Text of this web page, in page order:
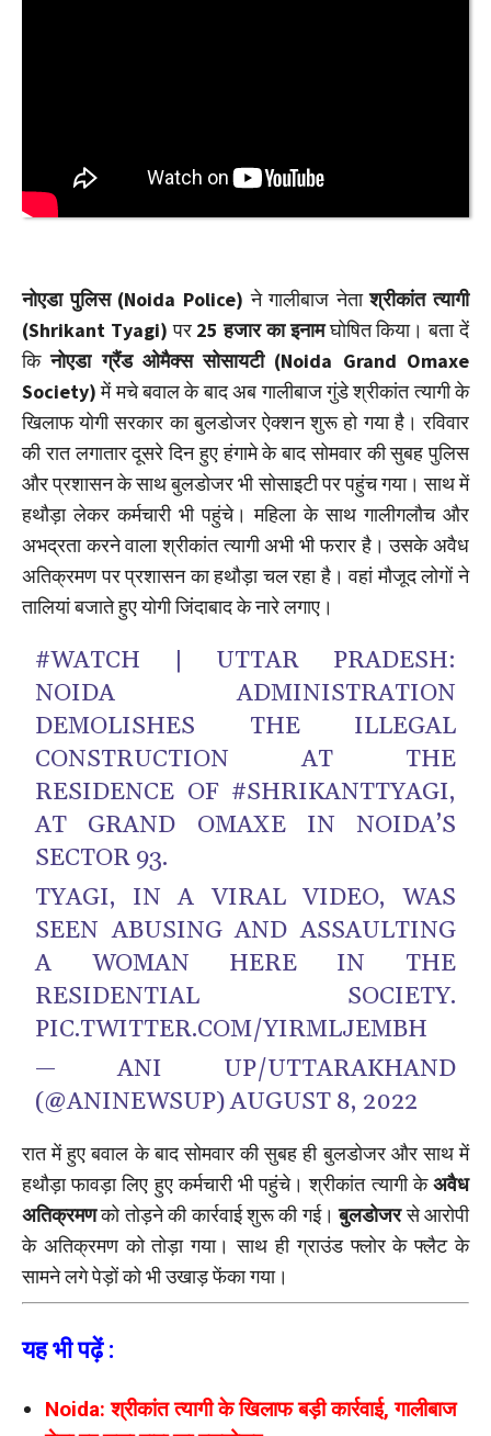
नोएडा पुलिस (Noida Police) ने गालीबाज नेताश्रीकांत त्यागी
(Shrikant Tyagi) पर 25 हजार का इनामघोषित किया। बता दें
किनोएडा ग्रैंड ओमैक्स सोसायटी (Noida Grand Omaxe
Society)में मचे बवाल के बाद अब गालीबाज गुंडे श्रीकांत त्यागी के
खिलाफ योगी सरकार का बुलडोजर ऐक्शन शुरू हो गया है। रविवार
की रात लगातार दूसरे दिन हुए हंगामे के बाद सोमवार की सुबह पुलिस
और प्रशासन के साथ बुलडोजर भी सोसाइटी पर पहुंच गया। साथ में
हथौड़ा लेकर कर्मचारी भी पहुंचे। महिला के साथ गालीगलौच और
अभद्रता करने वाला श्रीकांत त्यागी अभी भी फरार है। उसके अवैध
अतिक्रमण पर प्रशासन का हथौड़ा चल रहा है। वहां मौजूद लोगों ने
तालियां बजाते हुए योगी जिंदाबाद के नारे लगाए।
#WATCH | UTTAR PRADESH:
NOIDA ADMINISTRATION
DEMOLISHES THE ILLEGAL
CONSTRUCTION AT THE
RESIDENCE OF #SHRIKANTTYAGI,
AT GRAND OMAXE IN NOIDA’S
SECTOR 93.
TYAGI, IN A VIRAL VIDEO, WAS
SEEN ABUSING AND ASSAULTING
A WOMAN HERE IN THE
RESIDENTIAL SOCIETY.
PIC.TWITTER.COM/YIRMLJEMBH
— ANI UP/UTTARAKHAND
(@ANINEWSUP)AUGUST 8, 2022
रात में हुए बवाल के बाद सोमवार की सुबह ही बुलडोजर और साथ में
हथौड़ा फावड़ा लिए हुए कर्मचारी भी पहुंचे। श्रीकांत त्यागी केअवैध
अतिक्रमणको तोड़ने की कार्रवाई शुरू की गई।बुलडोजरसे आरोपी
के अतिक्रमण को तोड़ा गया। साथ ही ग्राउंड फ्लोर के फ्लैट के
सामने लगे पेड़ों को भी उखाड़ फेंका गया।
यह भी पढ़ें :
Noida: श्रीकांत त्यागी के खिलाफ बड़ी कार्रवाई, गालीबाज